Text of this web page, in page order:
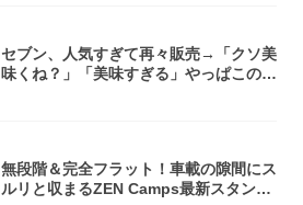
セブン、人気すぎて再々販売→「クソ美
味くね？」「美味すぎる」やっぱこのク
無段階＆完全フラット！車載の隙間にス
ルリと収まるZEN Camps最新スタンド